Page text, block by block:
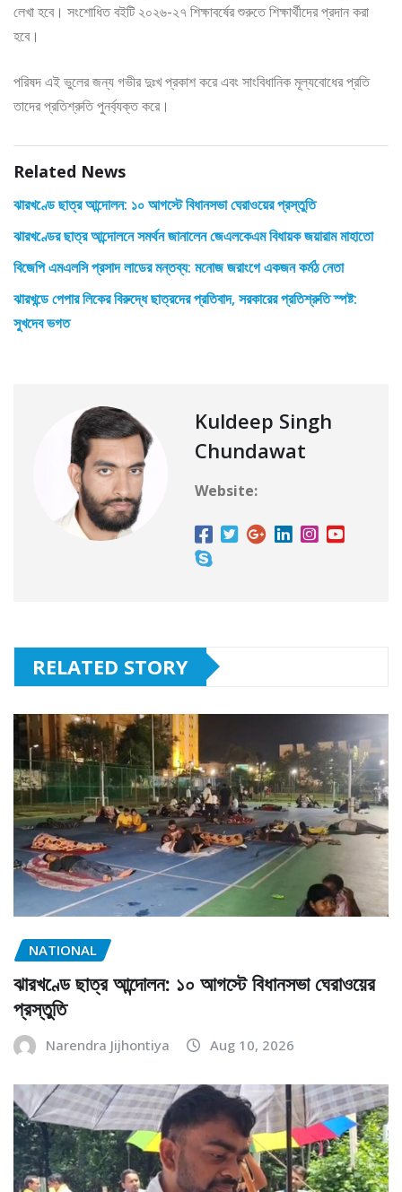
লেখা হবে। সংশোধিত বইটি ২০২৬-২৭ শিক্ষাবর্ষের শুরুতে শিক্ষার্থীদের প্রদান করা
হবে।
পরিষদ এই ভুলের জন্য গভীর দুঃখ প্রকাশ করে এবং সাংবিধানিক মূল্যবোধের প্রতি
তাদের প্রতিশ্রুতি পুনর্ব্যক্ত করে।
Related News
ঝারখণ্ডে ছাত্র আন্দোলন: ১০ আগস্টে বিধানসভা ঘেরাওয়ের প্রস্তুতি
ঝারখণ্ডের ছাত্র আন্দোলনে সমর্থন জানালেন জেএলকেএম বিধায়ক জয়ারাম মাহাতো
বিজেপি এমএলসি প্রসাদ লাডের মন্তব্য: মনোজ জরাংগে একজন কর্মঠ নেতা
ঝারখন্ডে পেপার লিকের বিরুদ্ধে ছাত্রদের প্রতিবাদ, সরকারের প্রতিশ্রুতি স্পষ্ট:
সুখদেব ভগত
Kuldeep Singh
Chundawat
Website:
RELATED STORY
NATIONAL
ঝারখণ্ডে ছাত্র আন্দোলন: ১০ আগস্টে বিধানসভা ঘেরাওয়ের
প্রস্তুতি
Narendra Jijhontiya Aug 10, 2026